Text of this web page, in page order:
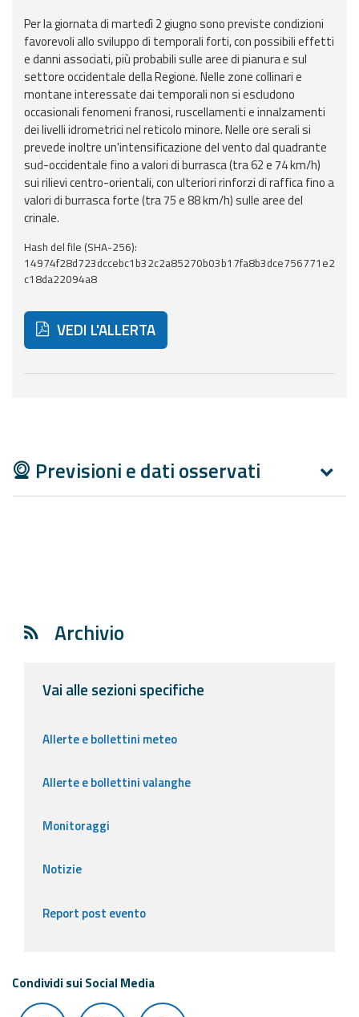
Strumenti
Operativi
Report
Aggiornamenti
utili
frequenti
Romagna
Per la giornata di martedì 2 giugno sono previste condizioni
favorevoli allo sviluppo di temporali forti, con possibili effetti
e danni associati, più probabili sulle aree di pianura e sul
settore occidentale della Regione. Nelle zone collinari e
montane interessate dai temporali non si escludono
occasionali fenomeni franosi, ruscellamenti e innalzamenti
dei livelli idrometrici nel reticolo minore. Nelle ore serali si
prevede inoltre un'intensificazione del vento dal quadrante
sud-occidentale fino a valori di burrasca (tra 62 e 74 km/h)
sui rilievi centro-orientali, con ulteriori rinforzi di raffica fino a
valori di burrasca forte (tra 75 e 88 km/h) sulle aree del
crinale.
Hash del file (SHA-256):
14974f28d723dccebc1b32c2a85270b03b17fa8b3dce756771e2
c18da22094a8
VEDI L'ALLERTA
Previsioni e dati osservati
Archivio
Vai alle sezioni specifiche
Allerte e bollettini meteo
Allerte e bollettini valanghe
Monitoraggi
Notizie
Report post evento
Condividi sui Social Media